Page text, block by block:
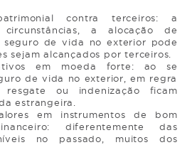
contra terceiros: a
a alocação de
seguro de vida no exterior pode
sejam alcançados por terceiros.
em moeda forte: ao se
de vida no exterior, em regra
ou indenização ficam
estrangeira.
em instrumentos de bom
diferentemente das
no passado, muitos dos